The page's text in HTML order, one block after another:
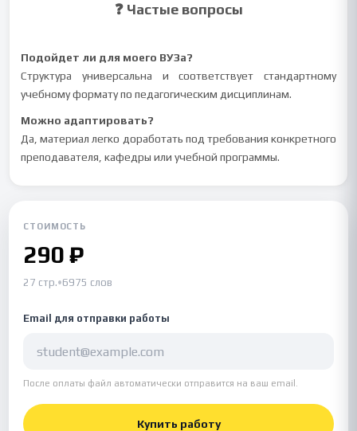
❓ Частые вопросы
Подойдет ли для моего ВУЗа?
Структура универсальна и соответствует стандартному
учебному формату по педагогическим дисциплинам.
Можно адаптировать?
Да, материал легко доработать под требования конкретного
преподавателя, кафедры или учебной программы.
СТОИМОСТЬ
290 ₽
27 стр.•6975 слов
Email для отправки работы
После оплаты файл автоматически отправится на ваш email.
Купить работу